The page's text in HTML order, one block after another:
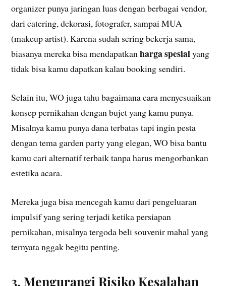
organizer punya jaringan luas dengan berbagai vendor,
dari catering, dekorasi, fotografer, sampai MUA
(makeup artist). Karena sudah sering bekerja sama,
biasanya mereka bisa mendapatkanharga spesialyang
tidak bisa kamu dapatkan kalau booking sendiri.
Selain itu, WO juga tahu bagaimana cara menyesuaikan
konsep pernikahan dengan bujet yang kamu punya.
Misalnya kamu punya dana terbatas tapi ingin pesta
dengan tema garden party yang elegan, WO bisa bantu
kamu cari alternatif terbaik tanpa harus mengorbankan
estetika acara.
Mereka juga bisa mencegah kamu dari pengeluaran
impulsif yang sering terjadi ketika persiapan
pernikahan, misalnya tergoda beli souvenir mahal yang
ternyata nggak begitu penting.
3. Mengurangi Risiko Kesalahan